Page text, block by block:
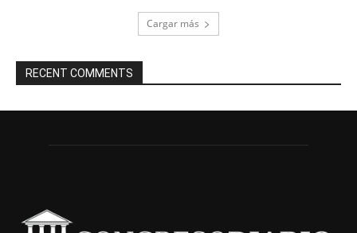
Cargar más
RECENT COMMENTS